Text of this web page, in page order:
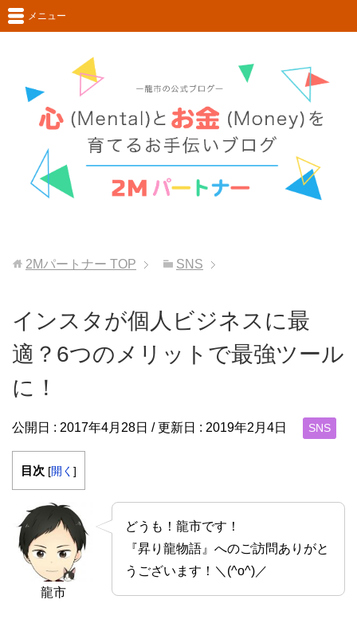
メニュー
2Mパートナー TOP SNS
インスタが個人ビジネスに最
適？6つのメリットで最強ツール
に！
公開日 : 2017年4月28日 / 更新日 : 2019年2月4日 SNS
目次 [開く ]
龍市
どうも！龍市です！
『昇り龍物語』へのご訪問ありがと
うございます！＼(^o^)／